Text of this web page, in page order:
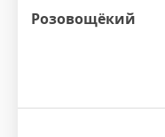
Розовощёкий